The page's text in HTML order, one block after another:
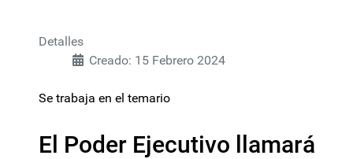
Detalles
Creado: 15 Febrero 2024
Se trabaja en el temario
El Poder Ejecutivo llamará